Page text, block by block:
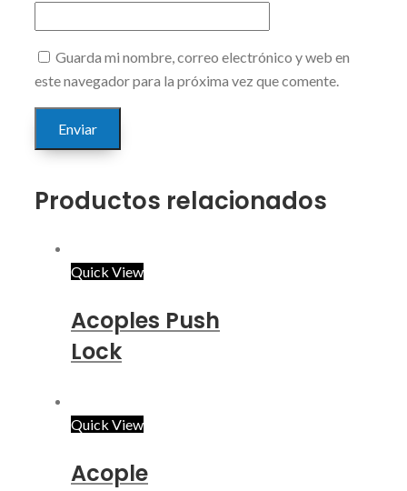
Guarda mi nombre, correo electrónico y web en
este navegador para la próxima vez que comente.
Productos relacionados
Quick View
Acoples Push
Lock
Quick View
Acople